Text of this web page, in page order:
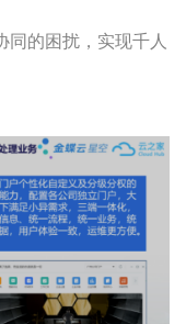
同的困扰，实现千人